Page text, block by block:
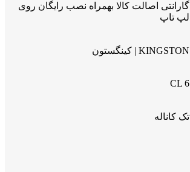
گارانتی اصالت کالا بهمراه نصب رایگان روی
لپ تاپ
KINGSTON | کینگستون
CL 6
تک کاناله